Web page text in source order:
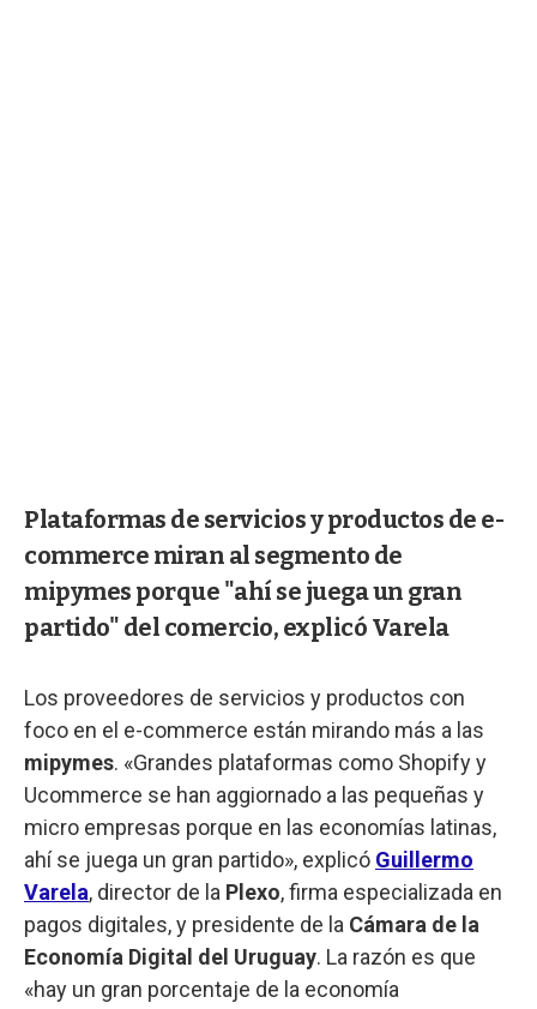
Plataformas de servicios y productos de e-
commerce miran al segmento de
mipymes porque "ahí se juega un gran
partido" del comercio, explicó Varela
Los proveedores de servicios y productos con
foco en el e-commerce están mirando más a las
mipymes. «Grandes plataformas como Shopify y
Ucommerce se han aggiornado a las pequeñas y
micro empresas porque en las economías latinas,
ahí se juega un gran partido», explicó Guillermo
Varela, director de la Plexo, firma especializada en
pagos digitales, y presidente de la Cámara de la
Economía Digital del Uruguay. La razón es que
«hay un gran porcentaje de la economía